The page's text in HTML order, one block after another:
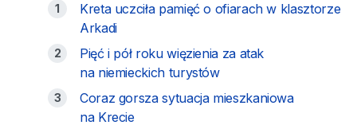
Kreta uczciła pamięć o ofiarach w klasztorze
Arkadi
Pięć i pół roku więzienia za atak
na niemieckich turystów
Coraz gorsza sytuacja mieszkaniowa
na Krecie